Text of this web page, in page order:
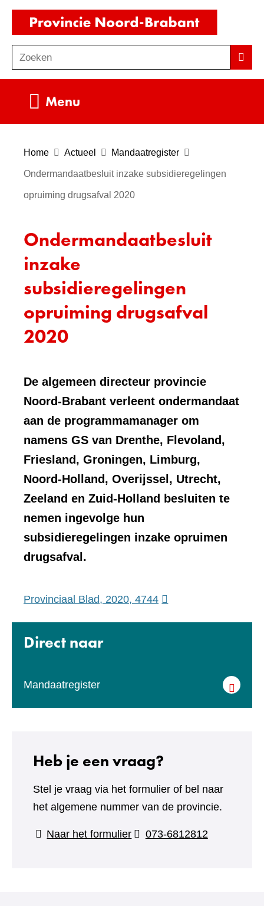
Ga
de
inhoud
o
e
Zoeken
Menu
Home Actueel Mandaatregister
Ondermandaatbesluit inzake subsidieregelingen
opruiming drugsafval 2020
Ondermandaatbesluit
inzake
subsidieregelingen
opruiming drugsafval
2020
De algemeen directeur provincie
Noord-Brabant verleent ondermandaat
aan de programmamanager om
namens GS van Drenthe, Flevoland,
Friesland, Groningen, Limburg,
Noord-Holland, Overijssel, Utrecht,
Zeeland en Zuid-Holland besluiten te
nemen ingevolge hun
subsidieregelingen inzake opruimen
drugsafval.
Provinciaal Blad, 2020, 4744(verwijst
Direct naar
Mandaatregister
Heb je een vraag?
Stel je vraag via het formulier of bel naar
het algemene nummer van de provincie.
Naar het formulier(verwijst
073-6812812